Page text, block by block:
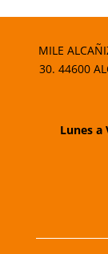
MILE
30. 44600
Lunes a